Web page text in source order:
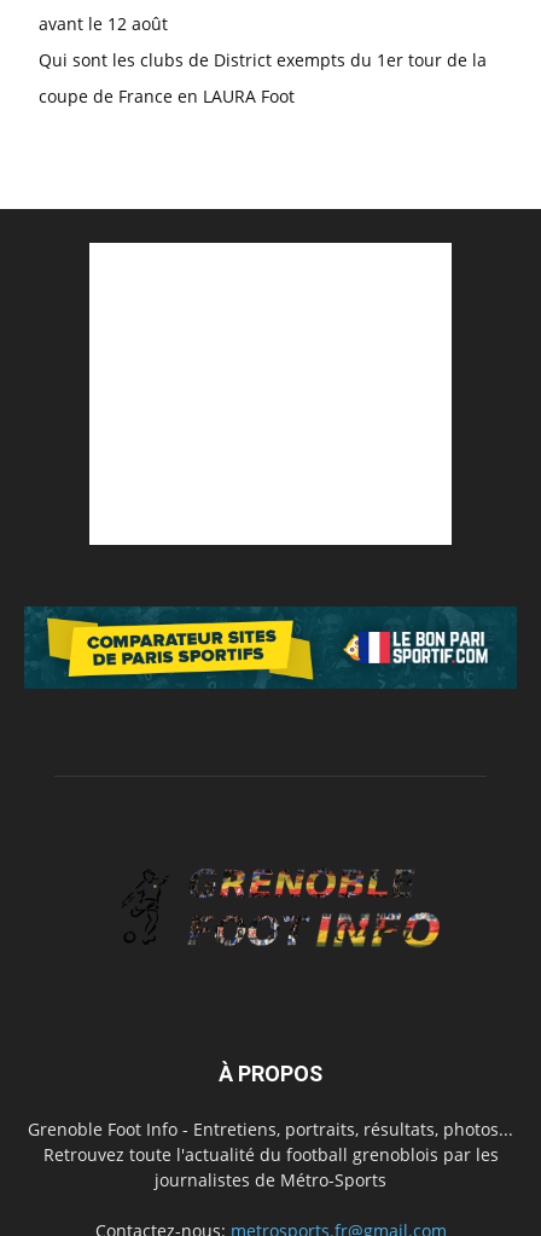
avant le 12 août
Qui sont les clubs de District exempts du 1er tour de la
coupe de France en LAURA Foot
À PROPOS
Grenoble Foot Info - Entretiens, portraits, résultats, photos...
Retrouvez toute l'actualité du football grenoblois par les
journalistes de Métro-Sports
Contactez-nous: metrosports.fr@gmail.com